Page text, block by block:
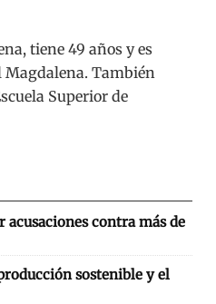
tiene 49 años y es
Magdalena. También
Superior de
contra más de
sostenible y el